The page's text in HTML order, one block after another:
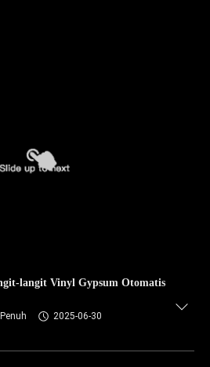
langit Vinyl Gypsum Otomatis
2025-06-30